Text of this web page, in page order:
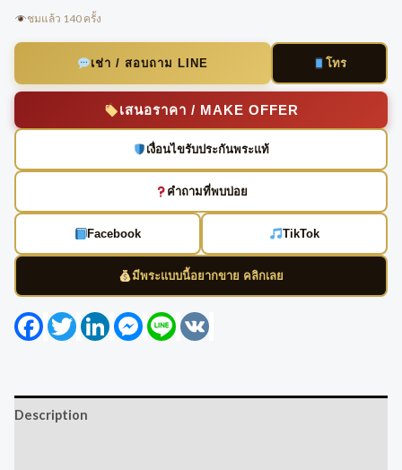
ชมแล้ว 140 ครั้ง
เช่า / สอบถาม LINE โทร
เสนอราคา / MAKE OFFER
เงื่อนไขรับประกันพระแท้
คำถามที่พบบ่อย
Facebook TikTok
มีพระแบบนี้อยากขาย คลิกเลย
FacebookTwitterLinkedInMessenger
Line
Description